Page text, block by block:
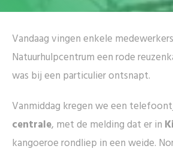
Vandaag vingen enkele
Natuurhulpcentrum een rode
was bij een particulier ontsnapt.
Vanmiddag kregen we een
centrale, met de melding dat er in
kangoeroe rondliep in een weide.